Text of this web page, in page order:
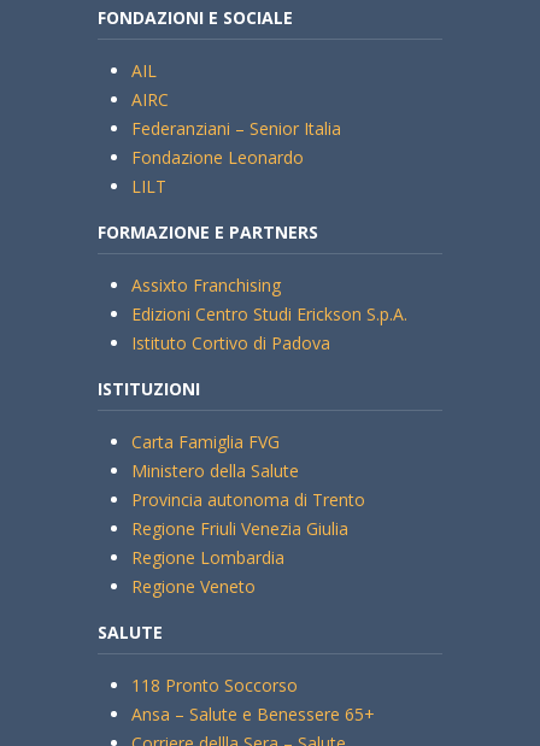
FONDAZIONI E SOCIALE
AIL
AIRC
Federanziani – Senior Italia
Fondazione Leonardo
LILT
FORMAZIONE E PARTNERS
Assixto Franchising
Edizioni Centro Studi Erickson S.p.A.
Istituto Cortivo di Padova
ISTITUZIONI
Carta Famiglia FVG
Ministero della Salute
Provincia autonoma di Trento
Regione Friuli Venezia Giulia
Regione Lombardia
Regione Veneto
SALUTE
118 Pronto Soccorso
Ansa – Salute e Benessere 65+